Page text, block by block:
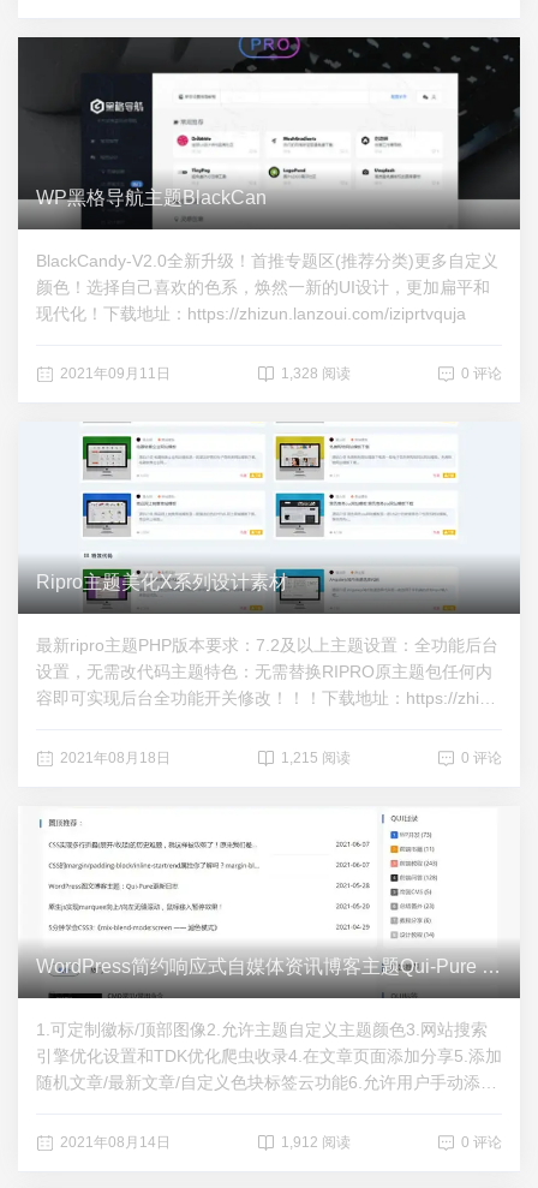
义会员标识，全站功能实现AJAX，图片全站真正懒加载，支持
SEO，注册邮件验证码，等等等等！下载地址：https://zhizun.l
WP黑格导航主题BlackCan
BlackCandy-V2.0全新升级！首推专题区(推荐分类)更多自定义
颜色！选择自己喜欢的色系，焕然一新的UI设计，更加扁平和
现代化！下载地址：https://zhizun.lanzoui.com/iziprtvquja
2021年09月11日 1,328 阅读 0 评论
Ripro主题美化X系列设计素材
最新ripro主题PHP版本要求：7.2及以上主题设置：全功能后台
设置，无需改代码主题特色：无需替换RIPRO原主题包任何内
容即可实现后台全功能开关修改！！！下载地址：https://zhizu
2021年08月18日 1,215 阅读 0 评论
WordPress简约响应式自媒体资讯博客主题Qui-Pure v5.25
1.可定制徽标/顶部图像2.允许主题自定义主题颜色3.网站搜索
引擎优化设置和TDK优化爬虫收录4.在文章页面添加分享5.添加
随机文章/最新文章/自定义色块标签云功能6.允许用户手动添加
址：https://pan.baidu.com/s/1tvjpHkte37uoW8-C-ckAhw 密
2021年08月14日 1,912 阅读 0 评论